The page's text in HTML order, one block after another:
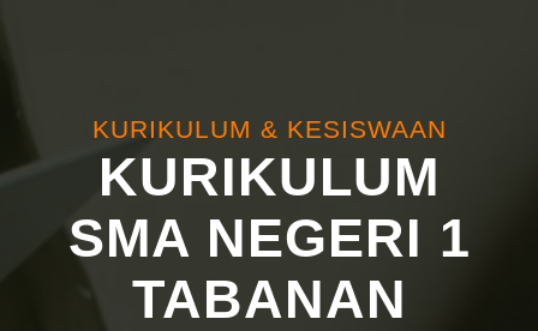
KURIKULUM & KESISWAAN
KURIKULUM
SMA NEGERI 1
TABANAN